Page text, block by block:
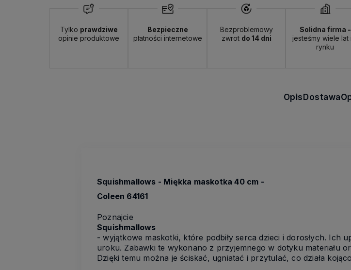
Tylko prawdziwe
opinie produktowe
Bezpieczne
płatności internetowe
Bezproblemowy
zwrot do 14 dni
Solidna firma -
jesteśmy wiele lat
rynku
OpisDostawa
Squishmallows - Miękka maskotka 40 cm -
Coleen 64161
Poznajcie
Squishmallows
- wyjątkowe maskotki, które podbiły serca dzieci i dorosłych. Ich
uroku. Zabawki te wykonano z przyjemnego w dotyku materiału
Dzięki temu można je ściskać, ugniatać i przytulać, co działa